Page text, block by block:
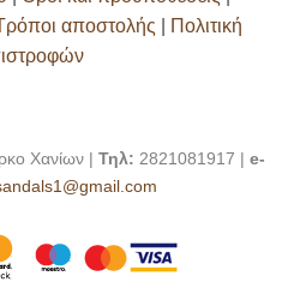
αποστολής
Πολιτική
Χανίων | Τηλ: 2821081917 | e-